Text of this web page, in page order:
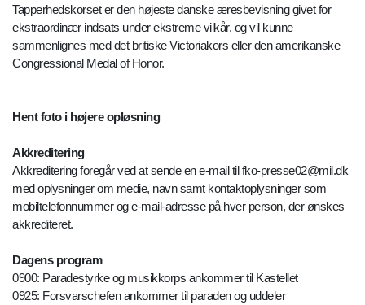
Tapperhedskorset er den højeste danske æresbevisning givet for
ekstraordinær indsats under ekstreme vilkår, og vil kunne
sammenlignes med det britiske Victoriakors eller den amerikanske
Congressional Medal of Honor.
Hent foto i højere opløsning
Akkreditering
Akkreditering foregår ved at sende en e-mail til fko-presse02@mil.dk
med oplysninger om medie, navn samt kontaktoplysninger som
mobiltelefonnummer og e-mail-adresse på hver person, der ønskes
akkrediteret.
Dagens program
0900: Paradestyrke og musikkorps ankommer til Kastellet
0925: Forsvarschefen ankommer til paraden og uddeler